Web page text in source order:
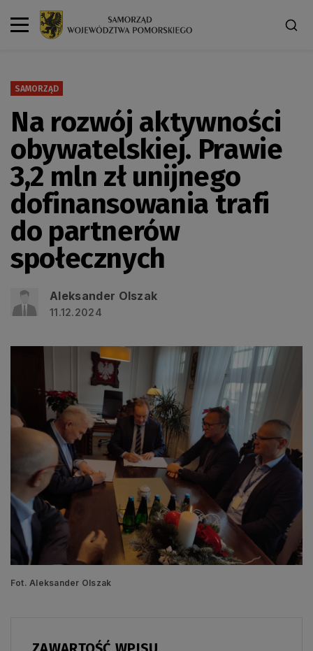
SAMORZĄD
Na rozwój aktywności
obywatelskiej. Prawie
3,2 mln zł unijnego
dofinansowania trafi
do partnerów
społecznych
Aleksander Olszak
11.12.2024
Fot. Aleksander Olszak